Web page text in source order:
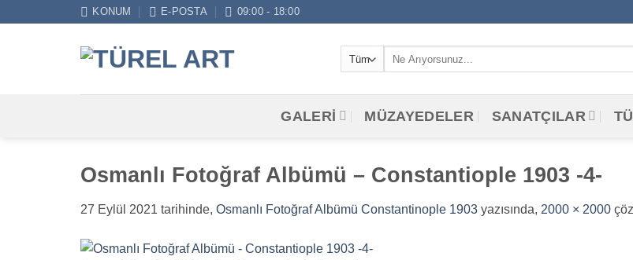
KONUM E-POSTA 09:00 - 18:00
GALERİ MÜZAYEDELER SANATÇILAR
Osmanlı Fotoğraf Albümü – Constantiople 1903 -4-
27 Eylül 2021 tarihinde, Osmanlı Fotoğraf Albümü Constantinople 1903 yazısında, 2000 × 2000